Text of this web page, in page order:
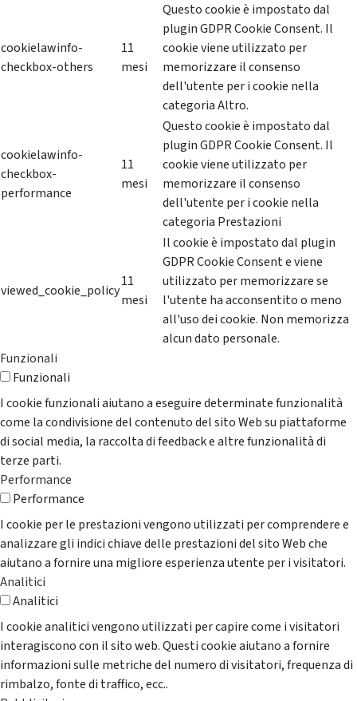
cookielawinfo-
checkbox-others
11
mesi
Questo cookie è impostato dal
plugin GDPR Cookie Consent. Il
cookie viene utilizzato per
memorizzare il consenso
dell'utente per i cookie nella
categoria Altro.
cookielawinfo-
checkbox-
performance
11
mesi
Questo cookie è impostato dal
plugin GDPR Cookie Consent. Il
cookie viene utilizzato per
memorizzare il consenso
dell'utente per i cookie nella
categoria Prestazioni
viewed_cookie_policy
11
mesi
Il cookie è impostato dal plugin
GDPR Cookie Consent e viene
utilizzato per memorizzare se
l'utente ha acconsentito o meno
all'uso dei cookie. Non memorizza
alcun dato personale.
Funzionali
Funzionali
I cookie funzionali aiutano a eseguire determinate funzionalità
come la condivisione del contenuto del sito Web su piattaforme
di social media, la raccolta di feedback e altre funzionalità di
terze parti.
Performance
Performance
I cookie per le prestazioni vengono utilizzati per comprendere e
analizzare gli indici chiave delle prestazioni del sito Web che
aiutano a fornire una migliore esperienza utente per i visitatori.
Analitici
Analitici
I cookie analitici vengono utilizzati per capire come i visitatori
interagiscono con il sito web. Questi cookie aiutano a fornire
informazioni sulle metriche del numero di visitatori, frequenza di
rimbalzo, fonte di traffico, ecc..